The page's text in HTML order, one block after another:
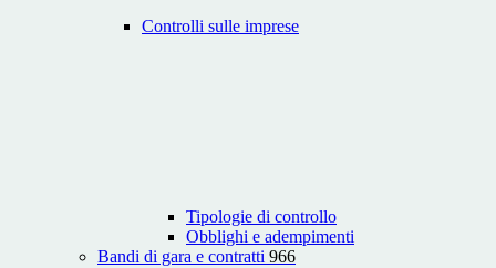
Controlli sulle imprese
Tipologie di controllo
Obblighi e adempimenti
Bandi di gara e contratti 966